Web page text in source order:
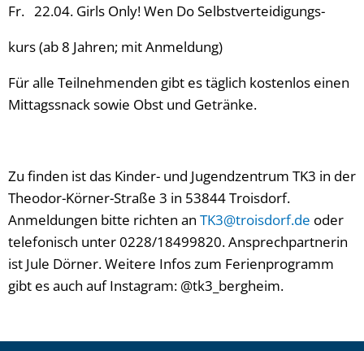
Fr. 22.04. Girls Only! Wen Do Selbstverteidigungs-
kurs (ab 8 Jahren; mit Anmeldung)
Für alle Teilnehmenden gibt es täglich kostenlos einen
Mittagssnack sowie Obst und Getränke.
Zu finden ist das Kinder- und Jugendzentrum TK3 in der
Theodor-Körner-Straße 3 in 53844 Troisdorf.
Anmeldungen bitte richten an TK3@troisdorf.de oder
telefonisch unter 0228/18499820. Ansprechpartnerin
ist Jule Dörner. Weitere Infos zum Ferienprogramm
gibt es auch auf Instagram: @tk3_bergheim.